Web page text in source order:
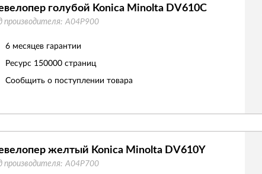
голубой Konica Minolta DV610C
производителя: A04P900
6 месяцев гарантии
Ресурс 150000 страниц
Сообщить о поступлении товара
желтый Konica Minolta DV610Y
производителя: A04P700